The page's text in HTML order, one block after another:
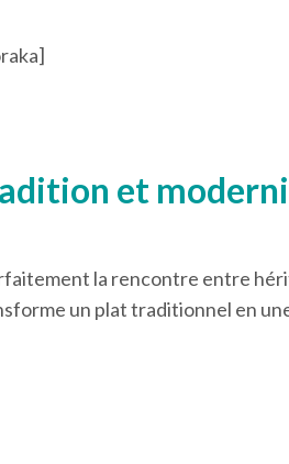
et
la rencontre entre
un plat traditionnel en